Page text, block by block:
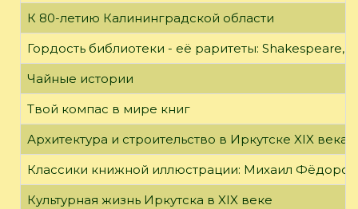
К 80-летию Калининградской области
Гордость библиотеки - её раритеты: Shakespeare,
Чайные истории
Твой компас в мире книг
Архитектура и строительство в Иркутске XIX века
Классики книжной иллюстрации: Михаил Фёдоров
Культурная жизнь Иркутска в XIX веке